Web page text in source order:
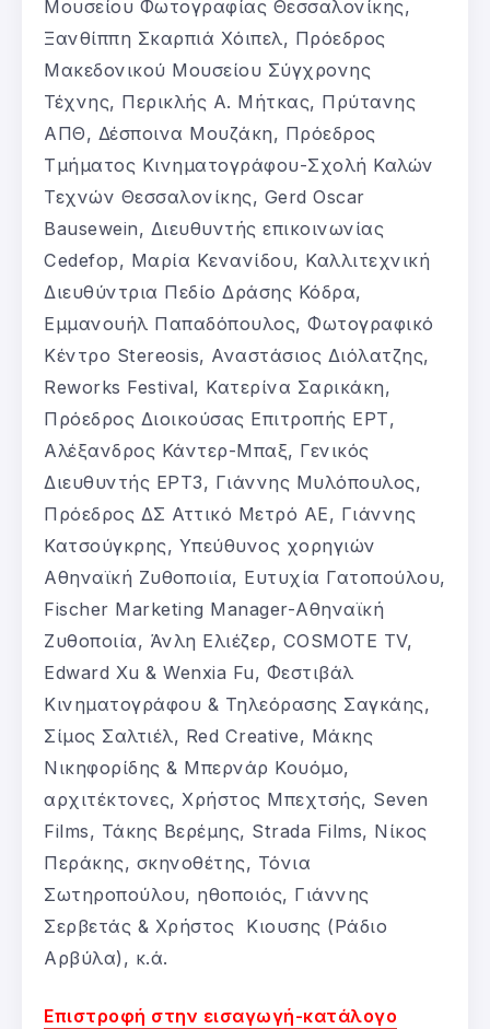
Μουσείου Φωτογραφίας Θεσσαλονίκης,
Ξανθίππη Σκαρπιά Χόιπελ, Πρόεδρος
Μακεδονικού Μουσείου Σύγχρονης
Τέχνης, Περικλής A. Μήτκας, Πρύτανης
ΑΠΘ, Δέσποινα Μουζάκη, Πρόεδρος
Τμήματος Κινηματογράφου-Σχολή Καλών
Τεχνών Θεσσαλονίκης, Gerd Oscar
Bausewein, Διευθυντής επικοινωνίας
Cedefop, Μαρία Κενανίδου, Καλλιτεχνική
Διευθύντρια Πεδίο Δράσης Κόδρα,
Εμμανουήλ Παπαδόπουλος, Φωτογραφικό
Κέντρο Stereosis, Αναστάσιος Διόλατζης,
Reworks Festival, Κατερίνα Σαρικάκη,
Πρόεδρος Διοικούσας Επιτροπής ΕΡΤ,
Αλέξανδρος Κάντερ-Μπαξ, Γενικός
Διευθυντής ΕΡΤ3, Γιάννης Μυλόπουλος,
Πρόεδρος ΔΣ Αττικό Μετρό ΑΕ, Γιάννης
Κατσούγκρης, Υπεύθυνος χορηγιών
Αθηναϊκή Ζυθοποιία, Ευτυχία Γατοπούλου,
Fischer Marketing Manager-Αθηναϊκή
Ζυθοποιία, Άνλη Ελιέζερ, COSMOTE TV,
Edward Xu & Wenxia Fu, Φεστιβάλ
Κινηματογράφου & Τηλεόρασης Σαγκάης,
Σίμος Σαλτιέλ, Red Creative, Μάκης
Νικηφορίδης & Μπερνάρ Κουόμο,
αρχιτέκτονες, Χρήστος Μπεχτσής, Seven
Films, Τάκης Βερέμης, Strada Films, Νίκος
Περάκης, σκηνοθέτης, Τόνια
Σωτηροπούλου, ηθοποιός, Γιάννης
Σερβετάς & Χρήστος Κιουσης (Ράδιο
Αρβύλα), κ.ά.
Επιστροφή στην εισαγωγή-κατάλογο